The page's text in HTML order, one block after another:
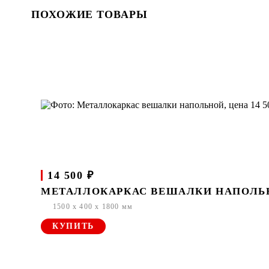
ПОХОЖИЕ ТОВАРЫ
14 500 ₽
МЕТАЛЛОКАРКАС ВЕШАЛКИ
1500 x 400 x 1800 мм
КУПИТЬ